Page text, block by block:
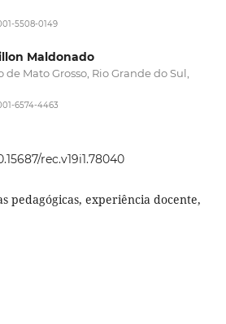
5508-0149
Maldonado
Mato Grosso, Rio Grande do Sul,
6574-4463
rec.v19i1.78040
pedagógicas, experiência docente,